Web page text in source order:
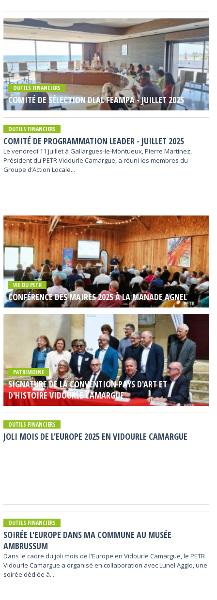
OUTILS FINANCIERS
COMITÉ DE SÉLECTION DLAL FEAMPA - JUILLET 2025
OUTILS FINANCIERS
COMITÉ DE PROGRAMMATION LEADER - JUILLET 2025
Le vendredi 11 juillet à Gallargues-le-Montueux, Pierre Martinez,
Président du PETR Vidourle Camargue, a réuni les membres du
Groupe d’Action Locale...
VIE DU PETR
CONFÉRENCE DES MAIRES 2025 À LA MANADE AGNEL
PATRIMOINE
SIGNATURE DE LA CONVENTION PAYS D'ART ET
D'HISTOIRE VIDOURLE CAMARGUE
OUTILS FINANCIERS
JOLI MOIS DE L'EUROPE 2025 EN VIDOURLE CAMARGUE
OUTILS FINANCIERS
SOIRÉE L'EUROPE DANS MA COMMUNE AU MUSÉE
AMBRUSSUM
Dans le cadre du joli mois de l'Europe en Vidourle Camargue, le PETR
Vidourle Camargue a organisé en collaboration avec Lunel Agglo, une
soirée dédiée à...